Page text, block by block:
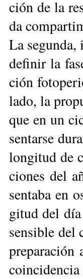
ción de la
da
La
de­fi­nir la
ción
la­do, la
que en un
sen­tar­se
lon­gi­tud de
cio­nes del
sen­ta­ba en
gi­tud del
sen­si­ble del
pre­pa­ra­ción
coin­ci­den­cia